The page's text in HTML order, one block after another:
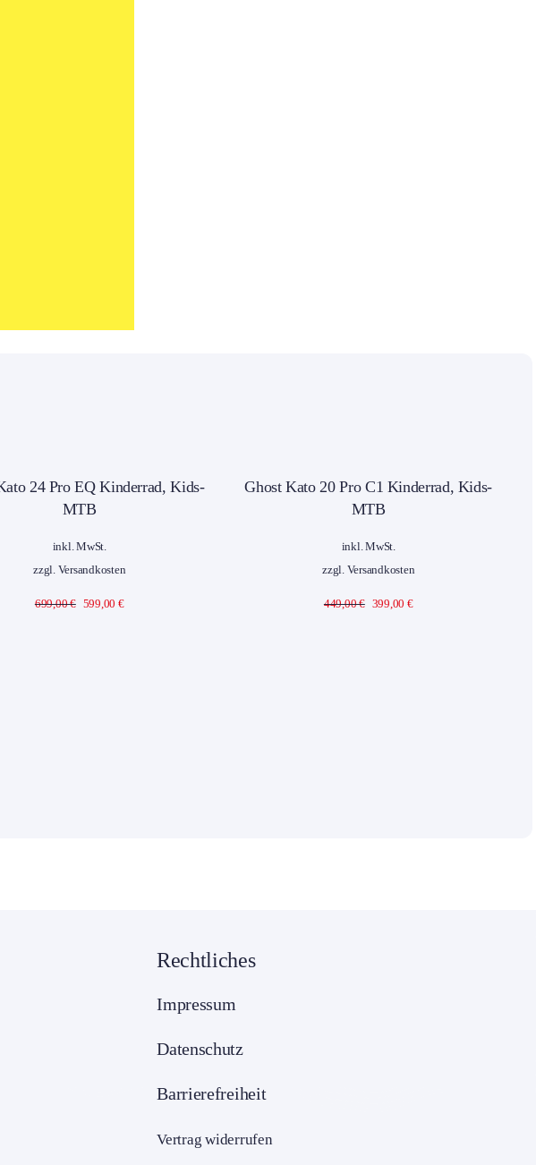
%Sale!
24 Pro EQ Kinderrad, Kids-
MTB
inkl. MwSt.
zzgl. Versandkosten
699,00€ Ursprünglicher
599,00 €Aktueller
%Sale!
Ghost Kato 20 Pro C1 Kinderrad, Kids-
MTB
inkl. MwSt.
zzgl. Versandkosten
449,00€ Ursprünglicher
399,00 €Aktueller
Rechtliches
Impressum
Datenschutz
Barrierefreiheit
Vertrag widerrufen